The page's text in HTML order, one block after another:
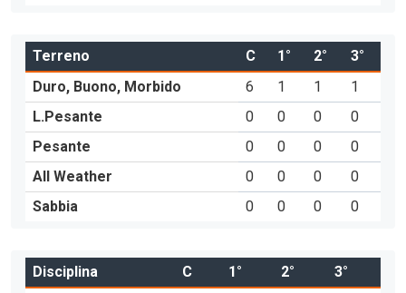
Terreno C 1° 2°
3°
Duro, Buono, Morbido
6 1 1
1
L.Pesante
0 0 0
0
Pesante
0 0 0
0
All Weather
0 0 0
0
Sabbia
0 0 0 0
Disciplina C 1° 2°
3°